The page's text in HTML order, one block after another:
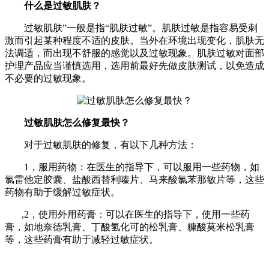
什么是过敏肌肤？
过敏肌肤”一般是指“肌肤过敏”。肌肤过敏是指容易受刺
激而引起某种程度不适的皮肤。当外在环境出现变化，肌肤无
法调适，而出现不舒服的感觉以及过敏现象。肌肤过敏对面部
护理产品应当谨慎选用，选用前最好先做皮肤测试，以免造成
不必要的过敏现象。
过敏肌肤怎么修复最快？
对于过敏肌肤的修复，有以下几种方法：
1，服用药物：在医生的指导下，可以服用一些药物，如
氯雷他定胶囊、盐酸西替利嗪片、马来酸氯苯那敏片等，这些
药物有助于缓解过敏症状。
,2，使用外用药膏：可以在医生的指导下，使用一些药
膏，如地奈德乳膏、丁酸氢化可的松乳膏、糠酸莫米松乳膏
等，这些药膏有助于减轻过敏症状。